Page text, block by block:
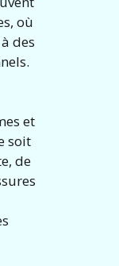
où
des
et
soit
de